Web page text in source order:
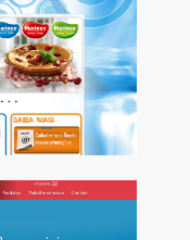
Vendas, consultoria